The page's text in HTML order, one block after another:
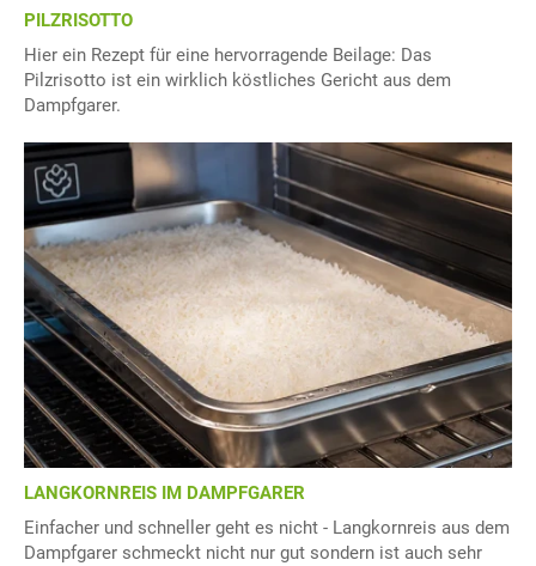
PILZRISOTTO
Hier ein Rezept für eine hervorragende Beilage: Das
Pilzrisotto ist ein wirklich köstliches Gericht aus dem
Dampfgarer.
LANGKORNREIS IM DAMPFGARER
Einfacher und schneller geht es nicht - Langkornreis aus dem
Dampfgarer schmeckt nicht nur gut sondern ist auch sehr